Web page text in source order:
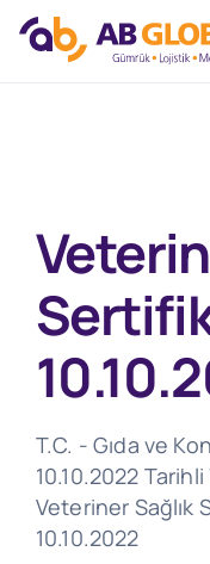
T.C. - Gıda ve
10.10.2022 Tarihli
Veteriner Sağlık
10.10.2022